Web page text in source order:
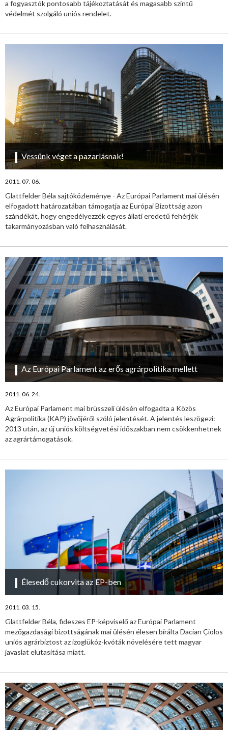
a fogyasztók pontosabb tájékoztatását és magasabb szintű
védelmét szolgáló uniós rendelet.
Vessünk véget a pazarlásnak!
2011. 07. 06.
Glattfelder Béla sajtóközleménye - Az Európai Parlament mai ülésén
elfogadott határozatában támogatja az Európai Bizottság azon
szándékát, hogy engedélyezzék egyes állati eredetű fehérjék
takarmányozásban való felhasználását.
Az Európai Parlament az erős agrárpolitika mellett
2011. 06. 24.
Az Európai Parlament mai brüsszeli ülésén elfogadta a Közös
Agrárpolitika (KAP) jövőjéről szóló jelentését. A jelentés leszögezi:
2013 után, az új uniós költségvetési időszakban nem csökkenhetnek
az agrártámogatások.
Élesedő cukorvita az EP-ben
2011. 03. 15.
Glattfelder Béla, fideszes EP-képviselő az Európai Parlament
mezőgazdasági bizottságának mai ülésén élesen bírálta Dacian Çiolos
uniós agrárbiztost az izoglükóz-kvóták növelésére tett magyar
javaslat elutasítása miatt.